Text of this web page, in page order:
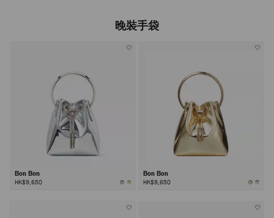
晚裝手袋
Bon Bon
HK$9,650
Bon Bon
HK$9,650